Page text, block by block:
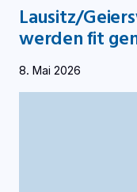
Lausitz/
werden fit
8. Mai 2026